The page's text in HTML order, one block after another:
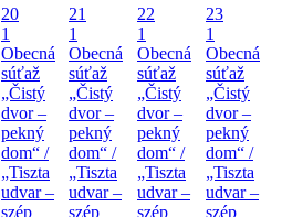
20
1
Obecná
súťaž
„Čistý
dvor –
pekný
dom“ /
„Tiszta
udvar –
szép
21
1
Obecná
súťaž
„Čistý
dvor –
pekný
dom“ /
„Tiszta
udvar –
szép
22
1
Obecná
súťaž
„Čistý
dvor –
pekný
dom“ /
„Tiszta
udvar –
szép
23
1
Obecná
súťaž
„Čistý
dvor –
pekný
dom“ /
„Tiszta
udvar –
szép